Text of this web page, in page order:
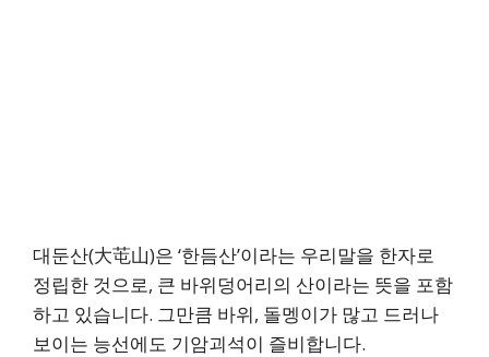
대둔산(大芚山)은 ‘한듬산’이라는 우리말을 한자로
정립한 것으로, 큰 바위덩어리의 산이라는 뜻을 포함
하고 있습니다. 그만큼 바위, 돌멩이가 많고 드러나
보이는 능선에도 기암괴석이 즐비합니다.